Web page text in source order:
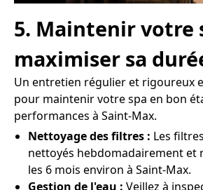
5. Maintenir votre
maximiser sa
Un entretien régulier et rigoureux
pour maintenir votre spa en bon
performances à Saint-Max.
Nettoyage des filtres : Les
nettoyés hebdomadairement et
les 6 mois environ à Saint-Max.
Gestion de l'eau : Veillez à